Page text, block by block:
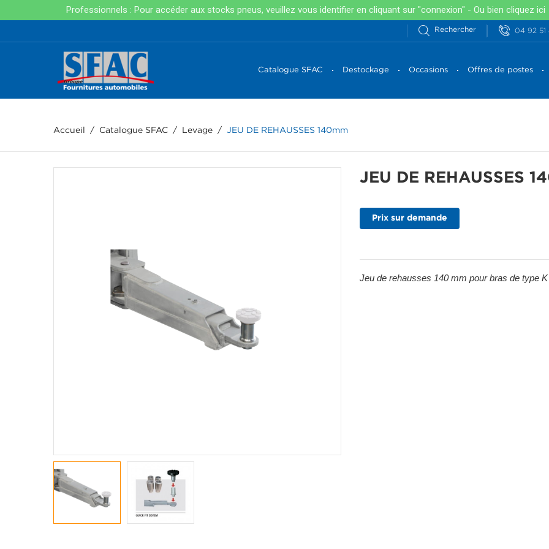
Professionnels : Pour accéder aux stocks pneus, veuillez vous identifier en cliquant sur "connexion" - Ou bien cliquez ici
04 92 51
Catalogue SFAC Destockage Occasions Offres de postes
Accueil Catalogue SFAC Levage JEU DE REHAUSSES 140mm
JEU DE REHAUSSES
Prix sur demande
Jeu de rehausses 140 mm pour bras de type K